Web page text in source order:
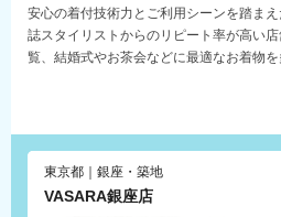
安心の着付技術力とご利用シーンを踏ま
誌スタイリストからのリピート率が高い
覧、結婚式やお茶会などに最適なお着物
こなしや華やかな着こなしなど伝統を大
う新しい着物レンタルサービスをご提案
東京都｜銀座・築地
VASARA銀座店